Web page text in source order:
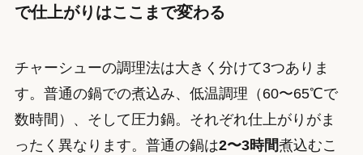
で仕上がりはここまで変わる
チャーシューの調理法は大きく分けて3つありま
す。普通の鍋での煮込み、低温調理（60〜65℃で
数時間）、そして圧力鍋。それぞれ仕上がりがま
ったく異なります。普通の鍋は2〜3時間煮込むこ